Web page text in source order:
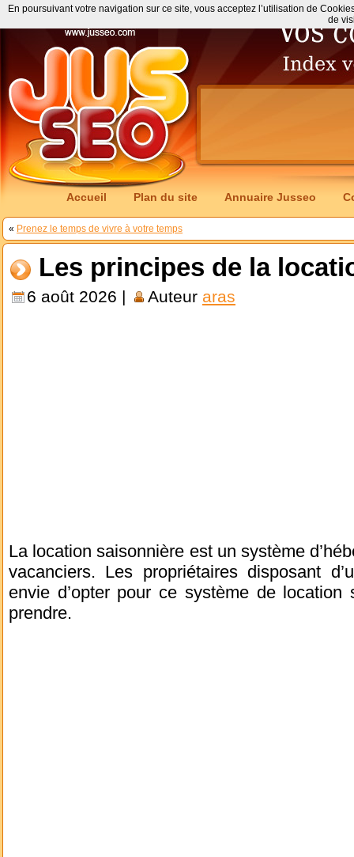
Accueil Plan du site Annuaire Jusseo
« Prenez le temps de vivre à votre temps
Les principes de la
6 août 2026 | Auteur aras
La location saisonnière est un système
vacanciers. Les propriétaires disposant
envie d’opter pour ce système de location
prendre.
En poursuivant votre navigation sur ce site, vous acceptez l’utilisation de
de